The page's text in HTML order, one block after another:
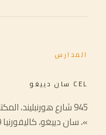
المدارس
CEL سان دييغو
945 شارع هورنبليند، المكتب G، الطابق الثاني من مبنى «
»، سان دييغو، كاليفورنيا 92109، الولايات المتحدة الأمريكية